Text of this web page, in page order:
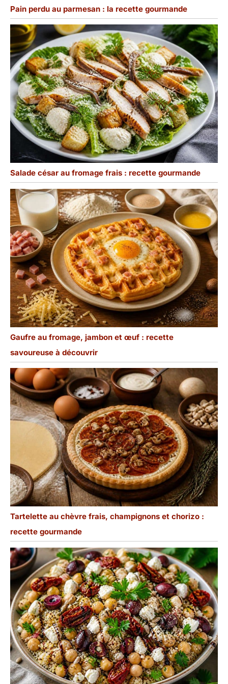
Pain perdu au parmesan : la recette gourmande
Salade césar au fromage frais : recette gourmande
Gaufre au fromage, jambon et œuf : recette
savoureuse à découvrir
Tartelette au chèvre frais, champignons et chorizo :
recette gourmande